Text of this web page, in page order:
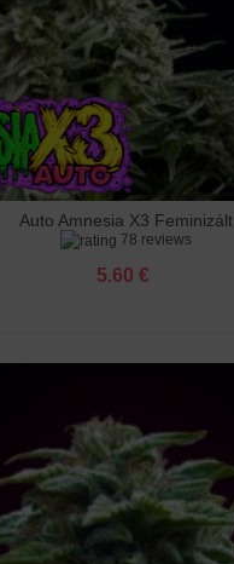
Auto Amnesia X3 Feminizált
78 reviews
5.60 €